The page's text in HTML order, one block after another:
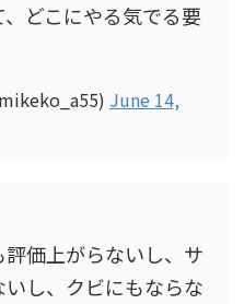
どこにやる気でる要
June 14,
価上がらないし、サ
し、クビにもならな